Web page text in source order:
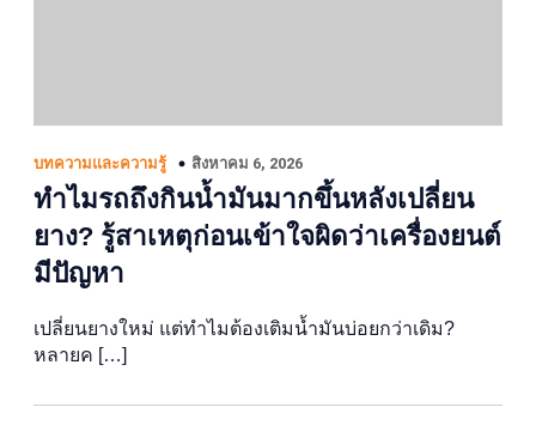
บทความและความรู้ สิงหาคม 6, 2026
ทำไมรถถึงกินน้ำมันมากขึ้นหลังเปลี่ยน
ยาง? รู้สาเหตุก่อนเข้าใจผิดว่าเครื่องยนต์
มีปัญหา
เปลี่ยนยางใหม่ แต่ทำไมต้องเติมน้ำมันบ่อยกว่าเดิม?
หลายค […]